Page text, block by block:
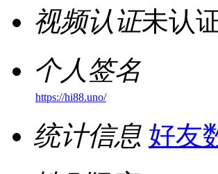
视频认证未认
个人签名
https://hi88.uno/
统计信息 好友